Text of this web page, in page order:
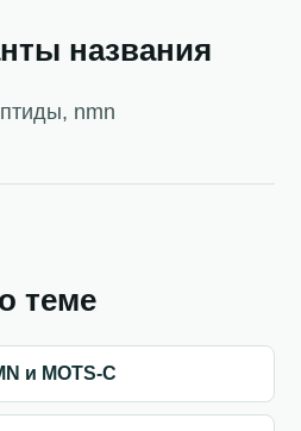
названия
nmn
теме
и MOTS-C